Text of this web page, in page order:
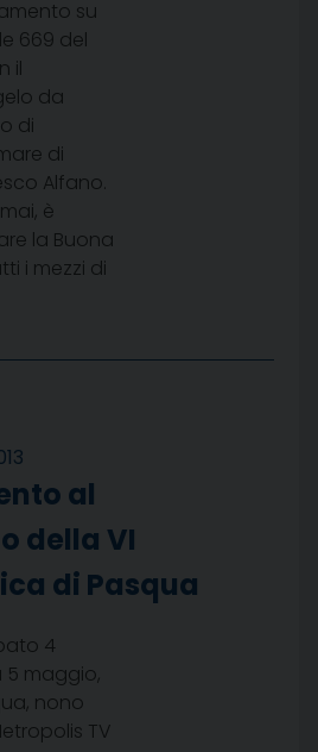
su
669 del
il
da
di
di
Alfano.
è
la Buona
i mezzi di
al
della VI
di Pasqua
4
maggio,
nono
TV